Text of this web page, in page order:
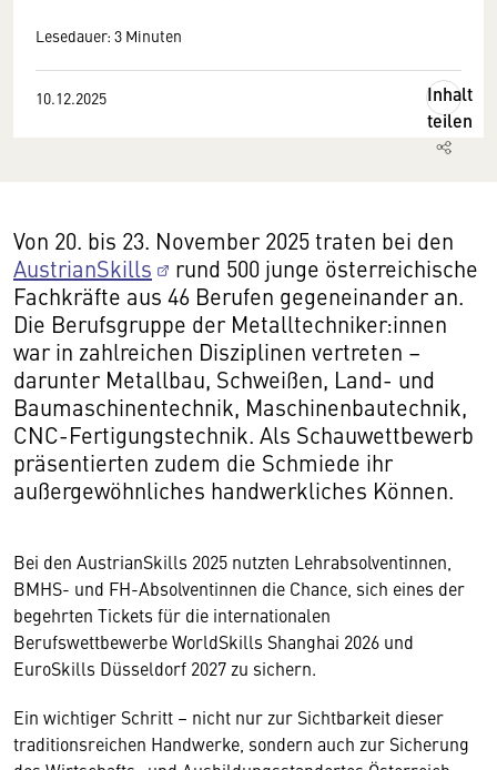
Lesedauer: 3 Minuten
10.12.2025
Inhalt
teilen
Von 20. bis 23. November 2025 traten bei den
AustrianSkills
rund 500 junge österreichische
Fachkräfte aus 46 Berufen gegeneinander an.
Die Berufsgruppe der Metalltechniker:innen
war in zahlreichen Disziplinen vertreten –
darunter Metallbau, Schweißen, Land- und
Baumaschinentechnik, Maschinenbautechnik,
CNC-Fertigungstechnik. Als Schauwettbewerb
präsentierten zudem die Schmiede ihr
außergewöhnliches handwerkliches Können.
Bei den AustrianSkills 2025 nutzten Lehrabsolventinnen,
BMHS- und FH-Absolventinnen die Chance, sich eines der
begehrten Tickets für die internationalen
Berufswettbewerbe WorldSkills Shanghai 2026 und
EuroSkills Düsseldorf 2027 zu sichern.
Ein wichtiger Schritt – nicht nur zur Sichtbarkeit dieser
traditionsreichen Handwerke, sondern auch zur Sicherung